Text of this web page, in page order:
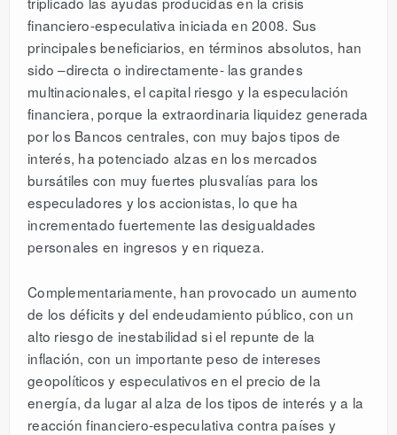
financiero-especulativa iniciada en 2008. Sus
principales beneficiarios, en términos absolutos, han
sido –directa o indirectamente- las grandes
multinacionales, el capital riesgo y la especulación
financiera, porque la extraordinaria liquidez generada
por los Bancos centrales, con muy bajos tipos de
interés, ha potenciado alzas en los mercados
bursátiles con muy fuertes plusvalías para los
especuladores y los accionistas, lo que ha
incrementado fuertemente las desigualdades
personales en ingresos y en riqueza.
Complementariamente, han provocado un aumento
de los déficits y del endeudamiento público, con un
alto riesgo de inestabilidad si el repunte de la
inflación, con un importante peso de intereses
geopolíticos y especulativos en el precio de la
energía, da lugar al alza de los tipos de interés y a la
reacción financiero-especulativa contra países y